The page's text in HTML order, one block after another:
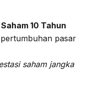
10 Tahun
pasar
saham jangka